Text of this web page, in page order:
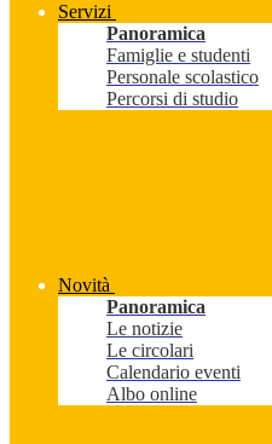
Servizi
Panoramica
Famiglie e studenti
Personale scolastico
Percorsi di studio
Novità
Panoramica
Le notizie
Le circolari
Calendario eventi
Albo online